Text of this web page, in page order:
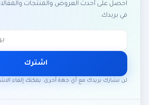
احصل على أحدث العروض والمنتجات
في بريدك.
اشترك
لن نشارك بريدك مع أي جهة أخرى. يمكنك إلغاء